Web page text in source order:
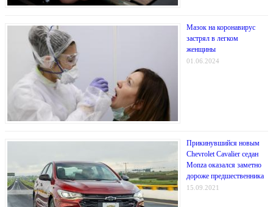
Мазок на коронавирус
застрял в легком
женщины
01.06.2024
Прикинувшийся новым
Chevrolet Cavalier седан
Monza оказался заметно
дороже предшественника
15.09.2021